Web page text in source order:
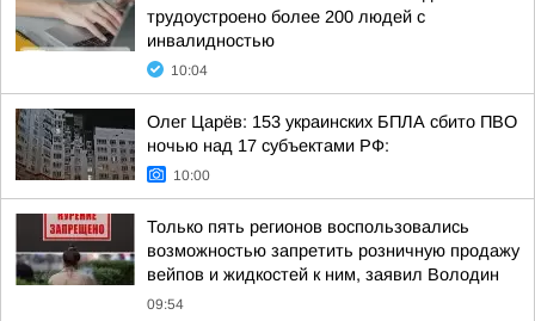
трудоустроено более 200 людей с
инвалидностью
10:04
Олег Царёв: 153 украинских БПЛА сбито ПВО
ночью над 17 субъектами РФ:
10:00
Только пять регионов воспользовались
возможностью запретить розничную продажу
вейпов и жидкостей к ним, заявил Володин
09:54